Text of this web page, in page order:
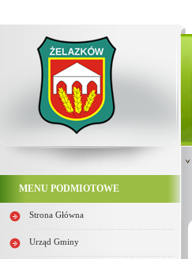
MENU PODMIOTOWE
Strona Główna
Urząd Gminy